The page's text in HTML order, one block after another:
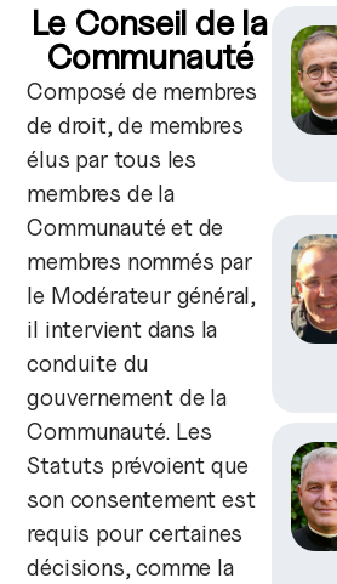
Le Conseil de la
Communauté
Composé de membres
de droit, de membres
élus par tous les
membres de la
Communauté et de
membres nommés par
le Modérateur général,
il intervient dans la
conduite du
gouvernement de la
Communauté. Les
Statuts prévoient que
son consentement est
requis pour certaines
décisions, comme la